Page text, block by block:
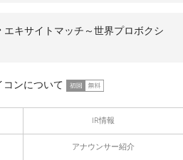
エキサイトマッチ～世界プロボクシ
ンについて
IR情報
アナウンサー紹介